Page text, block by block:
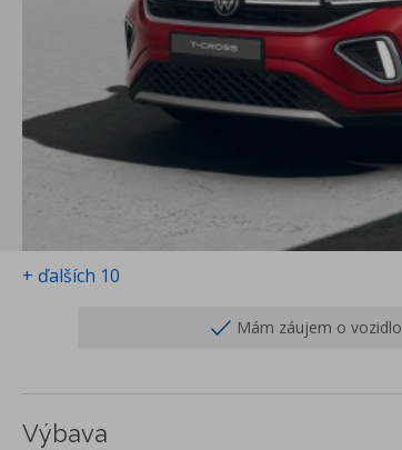
+ ďalších 10
Mám záujem o vozidlo
Výbava